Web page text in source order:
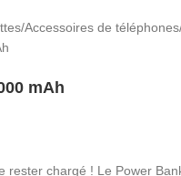
Accessoires de téléphones
mAh
rester chargé ! Le Power